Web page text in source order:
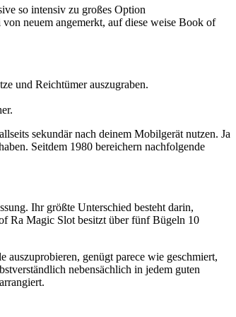
so intensiv zu großes Option
neuem angemerkt, auf diese weise Book of
und Reichtümer auszugraben.
sekundär nach deinem Mobilgerät nutzen. Ja
Seitdem 1980 bereichern nachfolgende
Ihr größte Unterschied besteht darin,
Ra Magic Slot besitzt über fünf Bügeln 10
auszuprobieren, genügt parece wie geschmiert,
nebensächlich in jedem guten